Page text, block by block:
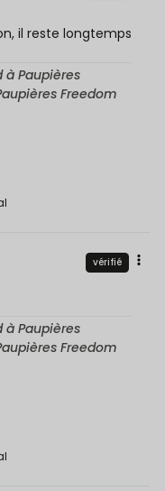
il reste longtemps
à Paupières
Freedom
vérifié
à Paupières
Freedom